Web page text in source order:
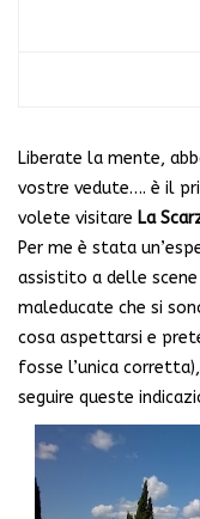
Liberate la mente,
vostre vedute…. è il
volete visitare La
Per me è stata
assistito a delle
maleducate che si
cosa aspettarsi e
fosse l’unica
seguire queste